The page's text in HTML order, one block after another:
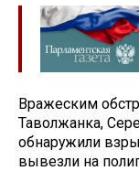
Вражеским
Таволжанка,
обнаружили
вывезли на